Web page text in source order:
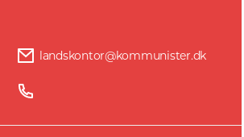
landskontor@kommunister.dk